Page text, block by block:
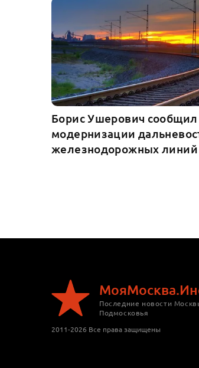
Борис Ушерович сообщил
модернизации
железнодорожных линий
Последние новости
Подмосковья
2011-2026 Все права защищены